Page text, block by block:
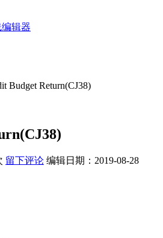
编辑器
Budget Return(CJ38)
留下评论 编辑日期： 2019-08-28